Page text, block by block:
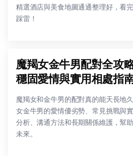
精選酒店與美食地圖通通整理好，看
踩雷！
魔羯女金牛男配對全攻
穩固愛情與實用相處指
魔羯女和金牛男的配對真的能天長地
女金牛男的愛情優劣勢、常見挑戰與
分析、溝通方法和長期關係維護，幫
未來。